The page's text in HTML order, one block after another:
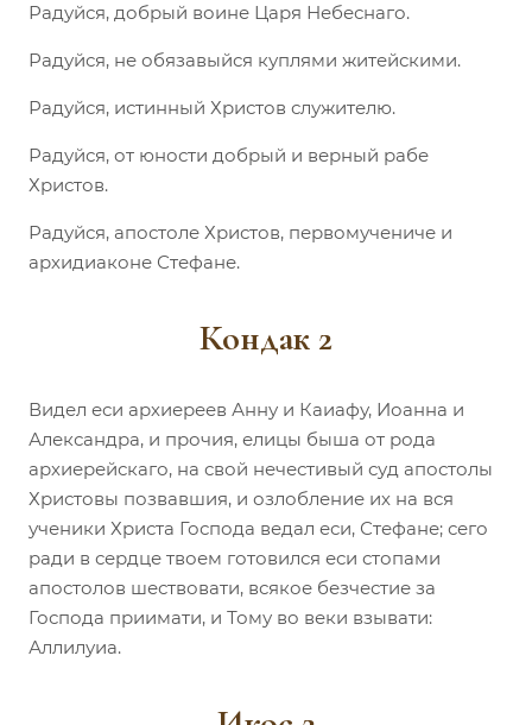
Радуйся, добрый воине Царя Небеснаго.
Радуйся, не обязавыйся куплями житейскими.
Радуйся, истинный Христов служителю.
Радуйся, от юности добрый и верный рабе
Христов.
Радуйся, апостоле Христов, первомучениче и
архидиаконе Стефане.
Кондак 2
Видел еси архиереев Анну и Каиафу, Иоанна и
Александра, и прочия, елицы быша от рода
архиерейскаго, на свой нечестивый суд апостолы
Христовы позвавшия, и озлобление их на вся
ученики Христа Господа ведал еси, Стефане; сего
ради в сердце твоем готовился еси стопами
апостолов шествовати, всякое безчестие за
Господа приимати, и Тому во веки взывати:
Аллилуиа.